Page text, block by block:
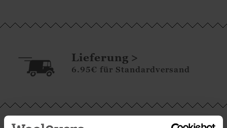
Lieferung
6.95€ für Standardversand